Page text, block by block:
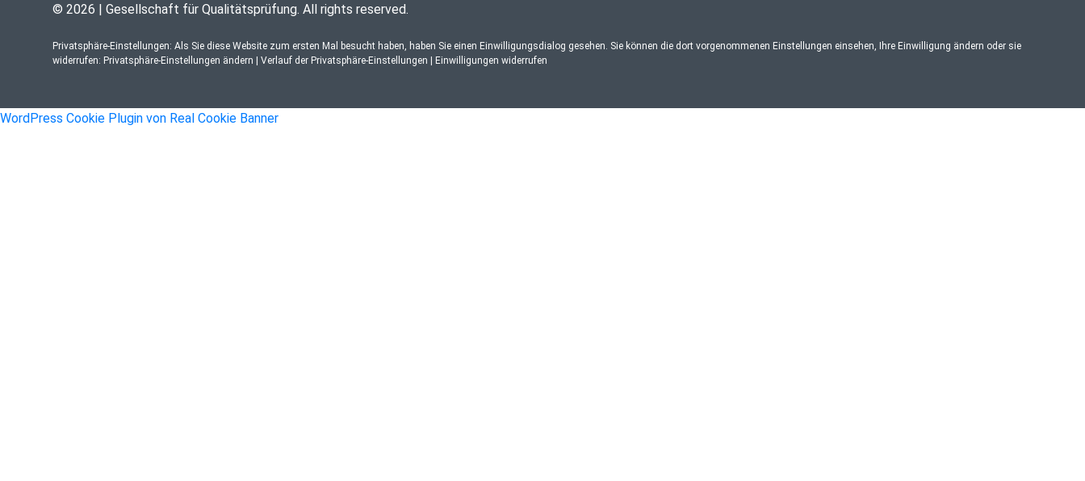
© 2026 | Gesellschaft für Qualitätsprüfung. All rights reserved.
Privatsphäre-Einstellungen: Als Sie diese Website zum ersten Mal besucht haben, haben Sie einen Einwilligungsdialog gesehen. Sie können die dort vorgenommenen Einstellungen einsehen, Ihre Einwilligung ändern oder sie
widerrufen: Privatsphäre-Einstellungen ändern | Verlauf der Privatsphäre-Einstellungen | Einwilligungen widerrufen
WordPress Cookie Plugin von Real Cookie Banner